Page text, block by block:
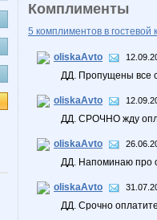
Комплименты
5 комплиментов в гостевой
oliskaAvto
ДД. Пропущены все
oliskaAvto
ДД. СРОЧНО жду
oliskaAvto
ДД. Напоминаю про
oliskaAvto
ДД. Срочно